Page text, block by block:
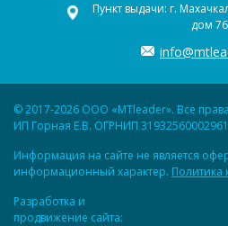
Пункт выдачи: г.
дом 76
© 2017-2026 ООО «MTleader». Все
ИП Горная Е.В. ОГРНИП
Информация на сайте не является
информационный характер. Политика
Разработка и
продвижение сайта: